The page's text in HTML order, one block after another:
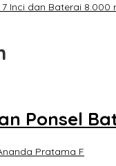
Inci dan Baterai 8.000
Ponsel
Pratama F